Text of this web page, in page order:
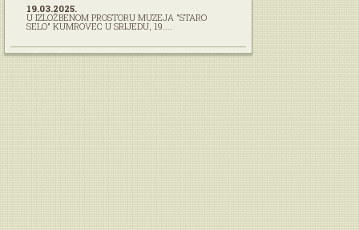
19.03.2025.
U IZLOŽBENOM PROSTORU MUZEJA "STARO
SELO" KUMROVEC U SRIJEDU, 19....